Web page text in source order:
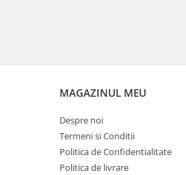
MAGAZINUL MEU
Despre noi
Termeni si Conditii
Politica de Confidentialitate
Politica de livrare